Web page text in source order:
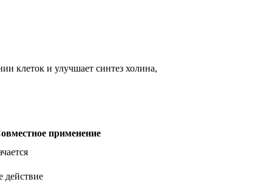
клеток и улучшает синтез холина,
применение
действие